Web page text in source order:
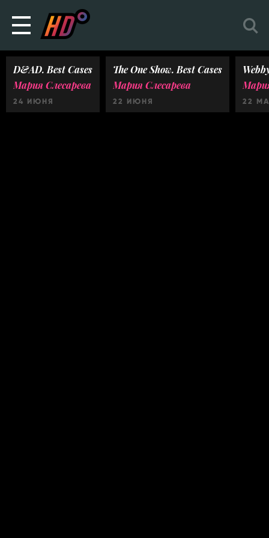
D&AD. Best Cases
Мария Слесарева
24 ИЮНЯ
The One Show. Best Cases
Мария Слесарева
22 ИЮНЯ 22